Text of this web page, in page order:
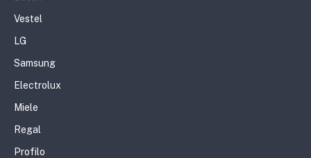
Vestel
LG
Samsung
Electrolux
Miele
Regal
Profilo